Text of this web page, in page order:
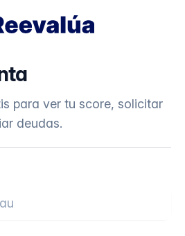
para ver tu score, solicitar
deudas.